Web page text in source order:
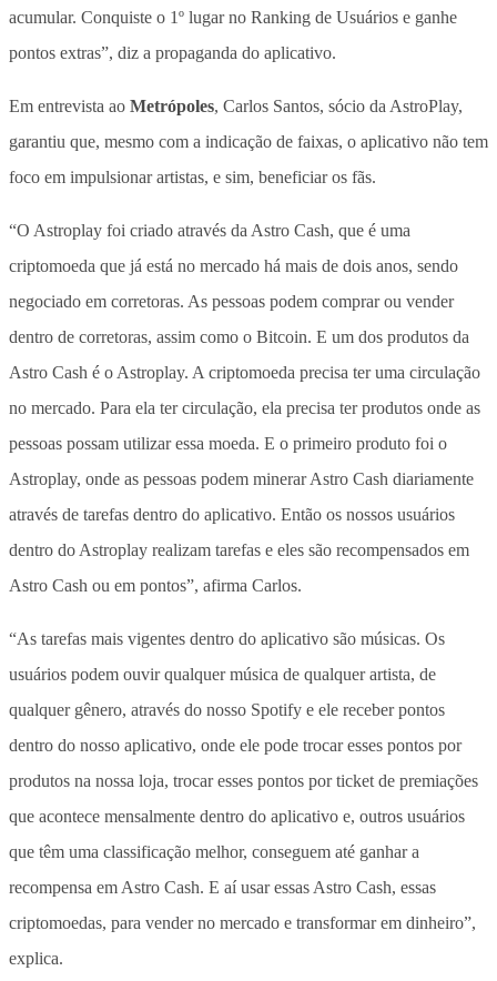
acumular. Conquiste o 1º lugar no Ranking de Usuários e ganhe
pontos extras”, diz a propaganda do aplicativo.
Em entrevista ao Metrópoles, Carlos Santos, sócio da AstroPlay,
garantiu que, mesmo com a indicação de faixas, o aplicativo não tem
foco em impulsionar artistas, e sim, beneficiar os fãs.
“O Astroplay foi criado através da Astro Cash, que é uma
criptomoeda que já está no mercado há mais de dois anos, sendo
negociado em corretoras. As pessoas podem comprar ou vender
dentro de corretoras, assim como o Bitcoin. E um dos produtos da
Astro Cash é o Astroplay. A criptomoeda precisa ter uma circulação
no mercado. Para ela ter circulação, ela precisa ter produtos onde as
pessoas possam utilizar essa moeda. E o primeiro produto foi o
Astroplay, onde as pessoas podem minerar Astro Cash diariamente
através de tarefas dentro do aplicativo. Então os nossos usuários
dentro do Astroplay realizam tarefas e eles são recompensados em
Astro Cash ou em pontos”, afirma Carlos.
“As tarefas mais vigentes dentro do aplicativo são músicas. Os
usuários podem ouvir qualquer música de qualquer artista, de
qualquer gênero, através do nosso Spotify e ele receber pontos
dentro do nosso aplicativo, onde ele pode trocar esses pontos por
produtos na nossa loja, trocar esses pontos por ticket de premiações
que acontece mensalmente dentro do aplicativo e, outros usuários
que têm uma classificação melhor, conseguem até ganhar a
recompensa em Astro Cash. E aí usar essas Astro Cash, essas
criptomoedas, para vender no mercado e transformar em dinheiro”,
explica.